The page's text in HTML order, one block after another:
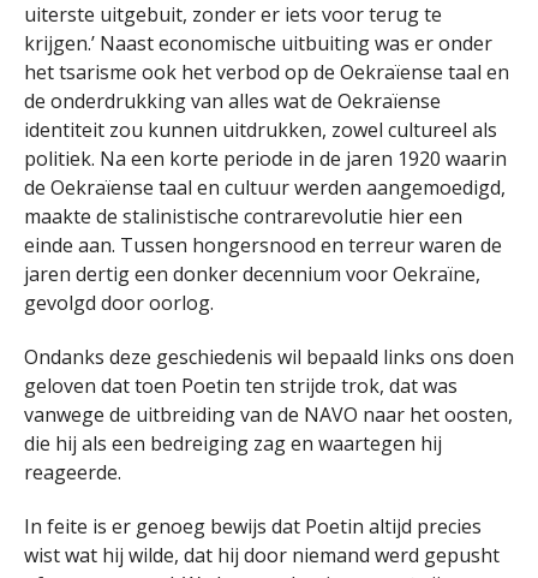
uiterste uitgebuit, zonder er iets voor terug te
krijgen.’ Naast economische uitbuiting was er onder
het tsarisme ook het verbod op de Oekraïense taal en
de onderdrukking van alles wat de Oekraïense
identiteit zou kunnen uitdrukken, zowel cultureel als
politiek. Na een korte periode in de jaren 1920 waarin
de Oekraïense taal en cultuur werden aangemoedigd,
maakte de stalinistische contrarevolutie hier een
einde aan. Tussen hongersnood en terreur waren de
jaren dertig een donker decennium voor Oekraïne,
gevolgd door oorlog.
Ondanks deze geschiedenis wil bepaald links ons doen
geloven dat toen Poetin ten strijde trok, dat was
vanwege de uitbreiding van de NAVO naar het oosten,
die hij als een bedreiging zag en waartegen hij
reageerde.
In feite is er genoeg bewijs dat Poetin altijd precies
wist wat hij wilde, dat hij door niemand werd gepusht